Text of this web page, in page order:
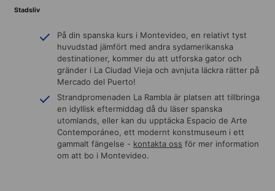
Stadsliv
På din spanska kurs i Montevideo, en relativt tyst
huvudstad jämfört med andra sydamerikanska
destinationer, kommer du att utforska gator och
gränder i La Ciudad Vieja och avnjuta läckra rätter på
Mercado del Puerto!
Strandpromenaden La Rambla är platsen att tillbringa
en idyllisk eftermiddag då du läser spanska
utomlands, eller kan du upptäcka Espacio de Arte
Contemporáneo, ett modernt konstmuseum i ett
gammalt fängelse - kontakta oss för mer information
om att bo i Montevideo.